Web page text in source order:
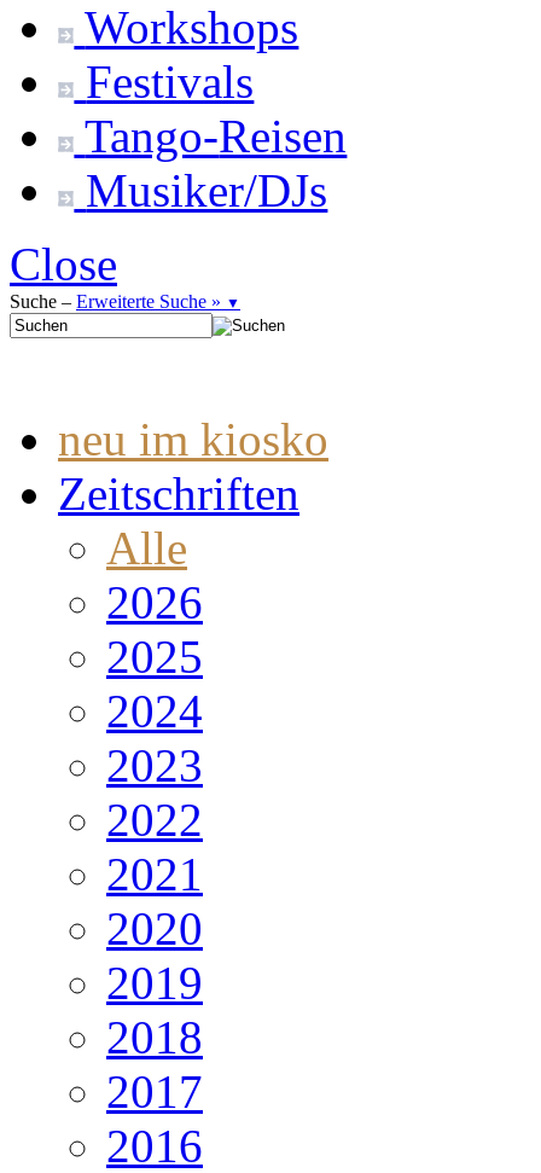
Workshops
Festivals
Tango-Reisen
Musiker/DJs
Close
Suche – Erweiterte Suche » ▼
neu im kiosko
Zeitschriften
Alle
2026
2025
2024
2023
2022
2021
2020
2019
2018
2017
2016